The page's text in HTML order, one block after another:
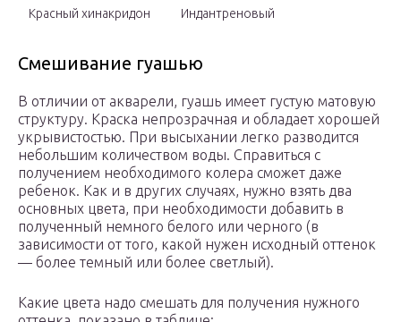
Красный хинакридон Индантреновый
Смешивание гуашью
В отличии от акварели, гуашь имеет густую матовую
структуру. Краска непрозрачная и обладает хорошей
укрывистостью. При высыхании легко разводится
небольшим количеством воды. Справиться с
получением необходимого колера сможет даже
ребенок. Как и в других случаях, нужно взять два
основных цвета, при необходимости добавить в
полученный немного белого или черного (в
зависимости от того, какой нужен исходный оттенок
— более темный или более светлый).
Какие цвета надо смешать для получения нужного